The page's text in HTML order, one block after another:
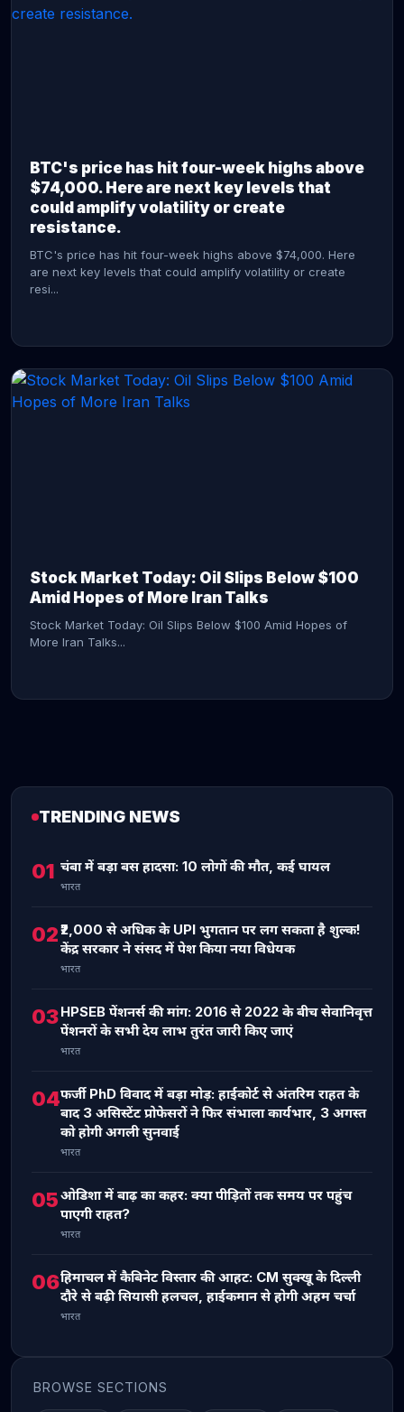
BTC's price has hit four-week highs above
$74,000. Here are next key levels that
could amplify volatility or create
resistance.
BTC's price has hit four-week highs above $74,000. Here
are next key levels that could amplify volatility or create
resi...
Stock Market Today: Oil Slips Below $100
Amid Hopes of More Iran Talks
Stock Market Today: Oil Slips Below $100 Amid Hopes of
More Iran Talks...
TRENDING NEWS
01 चंबा में बड़ा बस हादसा: 10 लोगों की मौत, कई घायल
भारत
02₹2,000 से अधिक के UPI भुगतान पर लग सकता है शुल्क!
केंद्र सरकार ने संसद में पेश किया नया विधेयक
भारत
03HPSEB पेंशनर्स की मांग: 2016 से 2022 के बीच सेवानिवृत्त
पेंशनरों के सभी देय लाभ तुरंत जारी किए जाएं
भारत
04फर्जी PhD विवाद में बड़ा मोड़: हाईकोर्ट से अंतरिम राहत के
बाद 3 असिस्टेंट प्रोफेसरों ने फिर संभाला कार्यभार, 3 अगस्त
को होगी अगली सुनवाई
भारत
05ओडिशा में बाढ़ का कहर: क्या पीड़ितों तक समय पर पहुंच
पाएगी राहत?
भारत
06हिमाचल में कैबिनेट विस्तार की आहट: CM सुक्खू के दिल्ली
दौरे से बढ़ी सियासी हलचल, हाईकमान से होगी अहम चर्चा
भारत
BROWSE SECTIONS